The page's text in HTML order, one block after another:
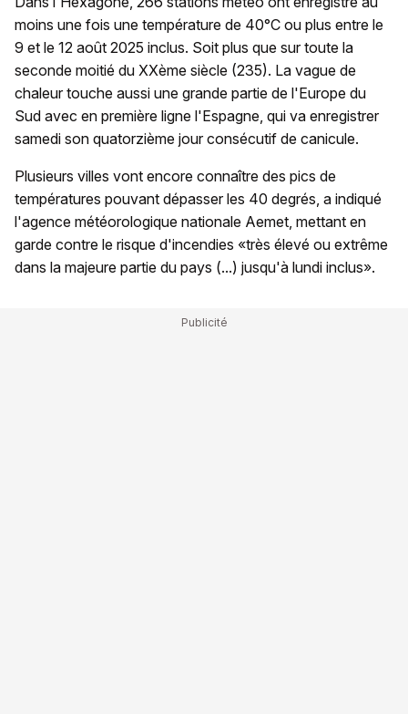
moins une fois une température de 40°C ou plus entre le
9 et le 12 août 2025 inclus. Soit plus que sur toute la
seconde moitié du XXème siècle (235). La vague de
chaleur touche aussi une grande partie de l'Europe du
Sud avec en première ligne l'Espagne, qui va enregistrer
samedi son quatorzième jour consécutif de canicule.
Plusieurs villes vont encore connaître des pics de
températures pouvant dépasser les 40 degrés, a indiqué
l'agence météorologique nationale Aemet, mettant en
garde contre le risque d'incendies «très élevé ou extrême
dans la majeure partie du pays (...) jusqu'à lundi inclus».